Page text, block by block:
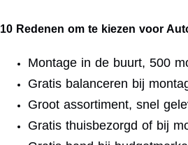
10 Redenen om te kiezen voor
Montage in de buurt, 500
Gratis balanceren bij
Groot assortiment, snel
Gratis thuisbezorgd of bij